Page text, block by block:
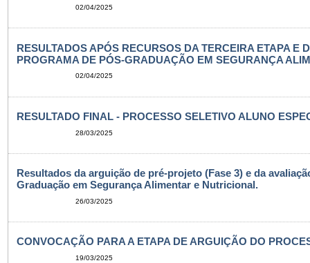
02/04/2025
RESULTADOS APÓS RECURSOS DA TERCEIRA ETAPA E
PROGRAMA DE PÓS-GRADUAÇÃO EM SEGURANÇA
02/04/2025
RESULTADO FINAL - PROCESSO SELETIVO ALUNO
28/03/2025
Resultados da arguição de pré-projeto (Fase 3) e da
Graduação em Segurança Alimentar e Nutricional.
26/03/2025
CONVOCAÇÃO PARA A ETAPA DE ARGUIÇÃO DO
19/03/2025